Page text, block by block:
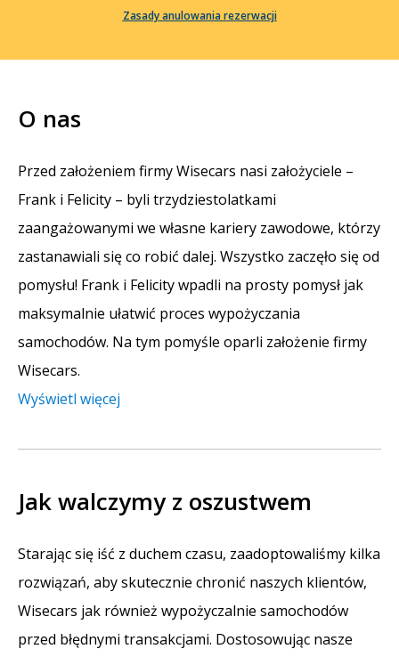
Zasady anulowania rezerwacji
O nas
Przed założeniem firmy Wisecars nasi założyciele –
Frank i Felicity – byli trzydziestolatkami
zaangażowanymi we własne kariery zawodowe, którzy
zastanawiali się co robić dalej. Wszystko zaczęło się od
pomysłu! Frank i Felicity wpadli na prosty pomysł jak
maksymalnie ułatwić proces wypożyczania
samochodów. Na tym pomyśle oparli założenie firmy
Wisecars.
Wyświetl więcej
Jak walczymy z oszustwem
Starając się iść z duchem czasu, zaadoptowaliśmy kilka
rozwiązań, aby skutecznie chronić naszych klientów,
Wisecars jak również wypożyczalnie samochodów
przed błędnymi transakcjami. Dostosowując nasze